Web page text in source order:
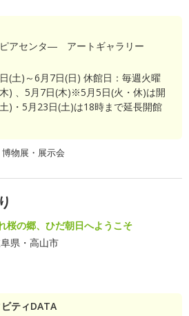
アセンタ― アートギャラリー
(土)～6月7日(日) 休館日：毎週火曜
) 、5月7日(木)※5月5日(火・休)は開
)・5月23日(土)は18時まで延長開館
物展・展示会
桜の郷、ひだ朝日へようこそ
県・高山市
ティDATA